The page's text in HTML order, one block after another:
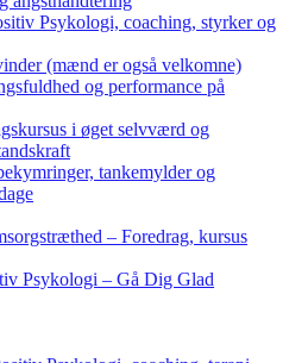
Psykologi, coaching, styrker og
(mænd er også velkomne)
og performance på
i øget selvværd og
tankemylder og
– Foredrag, kursus
Psykologi – Gå Dig Glad